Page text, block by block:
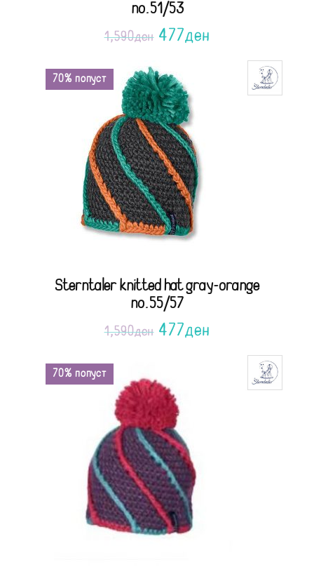
no.51/53
1,590ден 477ден
70% попуст
Sterntaler knitted hat gray-orange
no.55/57
1,590ден 477ден
70% попуст